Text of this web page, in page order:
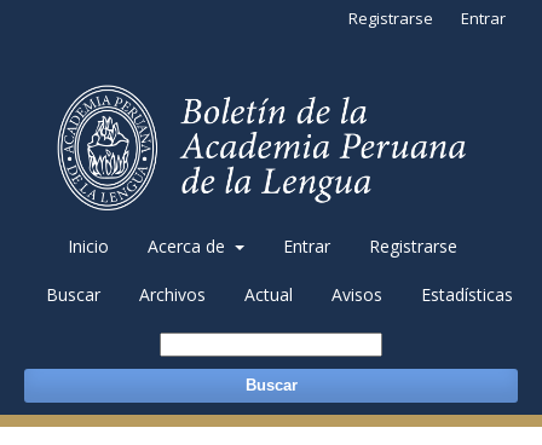
Inicio Acerca de Entrar Registrarse
Buscar Archivos Actual Avisos Estadísticas
Buscar
Registrarse Entrar